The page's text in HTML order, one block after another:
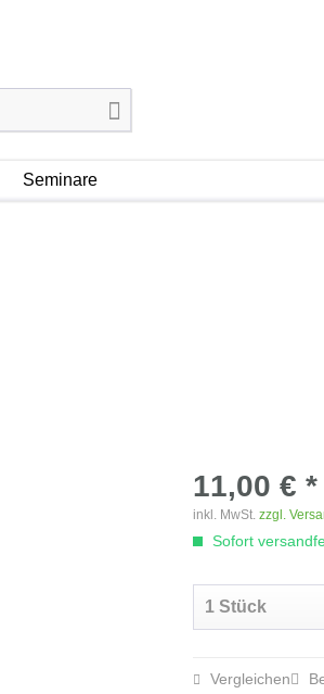
Seminare
11,00 € *
inkl. MwSt.zzgl.
Sofort
Vergleichen